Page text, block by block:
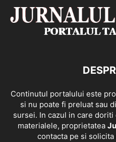
Continutul portalului este
si nu poate fi preluat sau
sursei. In cazul in care
materialele, proprietatea
contacta pe si